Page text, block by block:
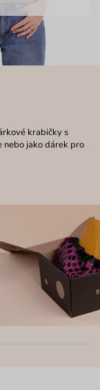
krabičky s
nebo jako dárek pro